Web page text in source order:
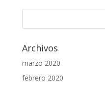
Archivos
marzo 2020
febrero 2020